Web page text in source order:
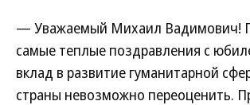
— Уважаемый Михаил Вадимович!
самые теплые поздравления с
вклад в развитие гуманитарной
страны невозможно переоценить.